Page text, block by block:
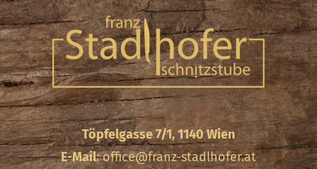
Töpfelgasse 7/1, 1140 Wien
E-Mail:office@franz-stadlhofer.at